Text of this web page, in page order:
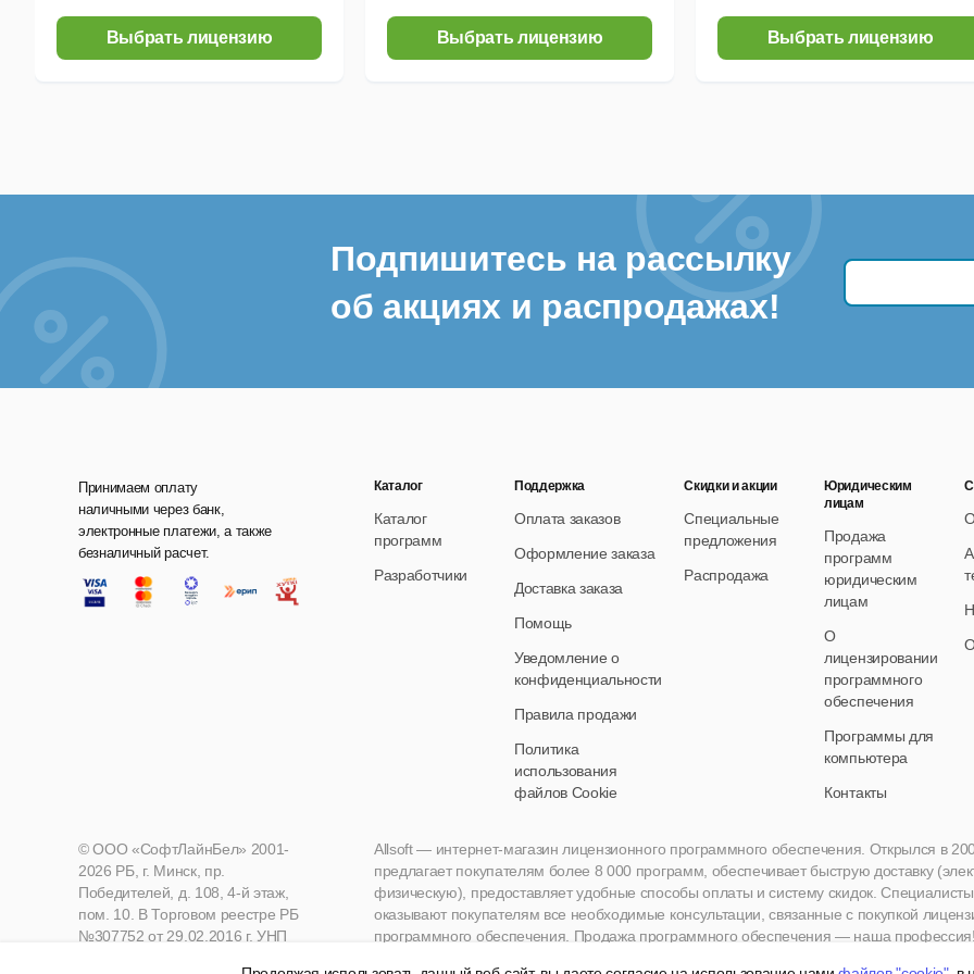
Выбрать лицензию Выбрать лицензию Выбрать лицензию
Подпишитесь на рассылку
об акциях и распродажах!
Принимаем оплату
наличными через банк,
электронные платежи, а также
безналичный расчет.
Каталог
Каталог
программ
Разработчики
Поддержка
Оплата заказов
Оформление заказа
Доставка заказа
Помощь
Уведомление о
конфиденциальности
Правила продажи
Политика
использования
файлов Cookie
Скидки и акции
Специальные
предложения
Распродажа
Юридическим
лицам
Продажа
программ
юридическим
лицам
О
лицензировании
программного
обеспечения
Программы для
компьютера
Контакты
Allsoft — интернет-магазин лицензионного программного обеспечения. Открылся в
предлагает покупателям более 8 000 программ, обеспечивает быструю доставку
физическую), предоставляет удобные способы оплаты и систему скидок.
оказывают покупателям все необходимые консультации, связанные с покупкой
программного обеспечения. Продажа программного обеспечения — наша профессия!
© ООО «СофтЛайнБел» 2001-
2026 РБ, г. Минск, пр.
Победителей, д. 108, 4-й этаж,
пом. 10. В Торговом реестре РБ
№307752 от 29.02.2016 г. УНП